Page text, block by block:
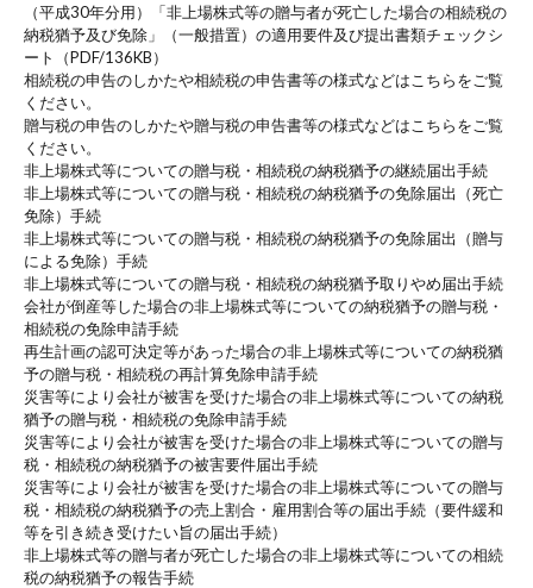
（平成30年分用）「非上場株式等の贈与者が死亡した場合の相続税の
納税猶予及び免除」（一般措置）の適用要件及び提出書類チェックシ
ート（PDF/136KB）
相続税の申告のしかたや相続税の申告書等の様式などはこちらをご覧
ください。
贈与税の申告のしかたや贈与税の申告書等の様式などはこちらをご覧
ください。
非上場株式等についての贈与税・相続税の納税猶予の継続届出手続
非上場株式等についての贈与税・相続税の納税猶予の免除届出（死亡
免除）手続
非上場株式等についての贈与税・相続税の納税猶予の免除届出（贈与
による免除）手続
非上場株式等についての贈与税・相続税の納税猶予取りやめ届出手続
会社が倒産等した場合の非上場株式等についての納税猶予の贈与税・
相続税の免除申請手続
再生計画の認可決定等があった場合の非上場株式等についての納税猶
予の贈与税・相続税の再計算免除申請手続
災害等により会社が被害を受けた場合の非上場株式等についての納税
猶予の贈与税・相続税の免除申請手続
災害等により会社が被害を受けた場合の非上場株式等についての贈与
税・相続税の納税猶予の被害要件届出手続
災害等により会社が被害を受けた場合の非上場株式等についての贈与
税・相続税の納税猶予の売上割合・雇用割合等の届出手続（要件緩和
等を引き続き受けたい旨の届出手続）
非上場株式等の贈与者が死亡した場合の非上場株式等についての相続
税の納税猶予の報告手続